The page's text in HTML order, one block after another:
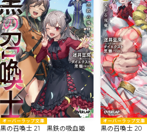
オーバーラップ文庫
黒の召喚士 21 黒鉄の吸血姫
オーバーラップ文庫
黒の召喚士 20